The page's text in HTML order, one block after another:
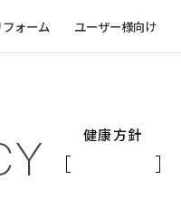
フォーム ユーザー様向け
健康方針